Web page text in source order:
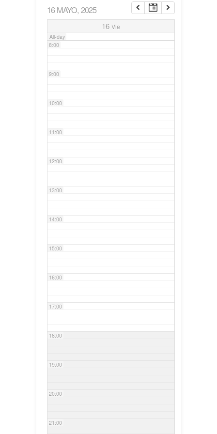
16 MAYO, 2025
16 Vie
All-day
7:00
8:00
9:00
10:00
11:00
12:00
13:00
14:00
15:00
16:00
17:00
18:00
19:00
20:00
21:00